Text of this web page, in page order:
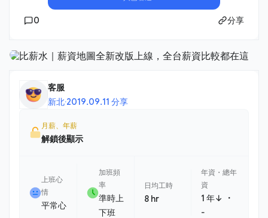
0 分享
客服
新北·2019.09.11 分享
月薪、年薪
解鎖後顯示
上班心
情
平常心
加班頻
率
準時上
下班
日均工時
8 hr
年資・總年
資
1 年↓ ・
-